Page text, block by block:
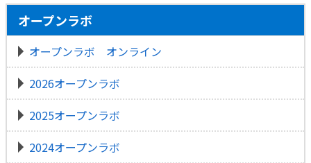
オープンラボ
オープンラボ オンライン
2026オープンラボ
2025オープンラボ
2024オープンラボ